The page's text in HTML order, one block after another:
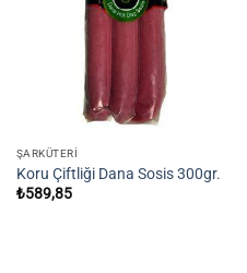
ŞARKÜTERI
Koru Çiftliği Dana Sosis 300gr.
₺589,85